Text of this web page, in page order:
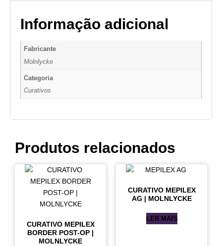
Informação adicional
Fabricante
Molnlycke
Categoria
Curativos
Produtos relacionados
CURATIVO MEPILEX
BORDER POST-OP |
MOLNLYCKE
CURATIVO MEPILEX
AG | MOLNLYCKE
LER MAIS